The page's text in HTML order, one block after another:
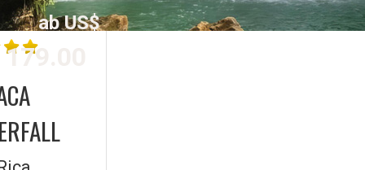
ab US$
179.00